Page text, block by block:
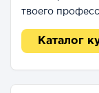
твоего
Каталог